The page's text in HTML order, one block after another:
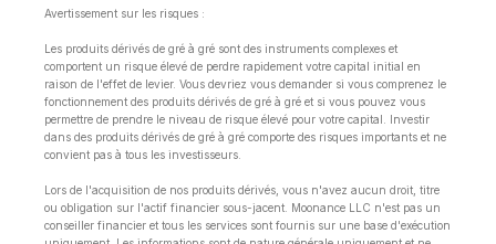
Avertissement sur les risques :
Les produits dérivés de gré à gré sont des instruments complexes et
comportent un risque élevé de perdre rapidement votre capital initial en
raison de l'effet de levier. Vous devriez vous demander si vous comprenez le
fonctionnement des produits dérivés de gré à gré et si vous pouvez vous
permettre de prendre le niveau de risque élevé pour votre capital. Investir
dans des produits dérivés de gré à gré comporte des risques importants et ne
convient pas à tous les investisseurs.
Lors de l'acquisition de nos produits dérivés, vous n'avez aucun droit, titre
ou obligation sur l'actif financier sous-jacent. Moonance LLC n'est pas un
conseiller financier et tous les services sont fournis sur une base d'exécution